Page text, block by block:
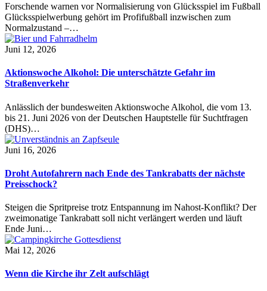
Forschende warnen vor Normalisierung von Glücksspiel im Fußball
Glücksspielwerbung gehört im Profifußball inzwischen zum
Normalzustand –…
Juni 12, 2026
Aktionswoche Alkohol: Die unterschätzte Gefahr im
Straßenverkehr
Anlässlich der bundesweiten Aktionswoche Alkohol, die vom 13.
bis 21. Juni 2026 von der Deutschen Hauptstelle für Suchtfragen
(DHS)…
Juni 16, 2026
Droht Autofahrern nach Ende des Tankrabatts der nächste
Preisschock?
Steigen die Spritpreise trotz Entspannung im Nahost-Konflikt? Der
zweimonatige Tankrabatt soll nicht verlängert werden und läuft
Ende Juni…
Mai 12, 2026
Wenn die Kirche ihr Zelt aufschlägt